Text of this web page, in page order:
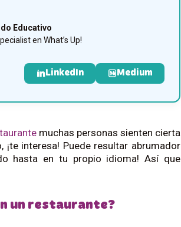
Educativo
en What’s Up!
LinkedIn Medium
muchas personas sienten cierta
interesa! Puede resultar abrumador
hasta en tu propio idioma! Así que
un restaurante?